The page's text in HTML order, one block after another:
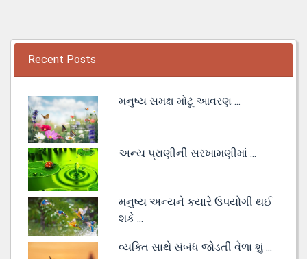
Recent Posts
મનુષ્ય સમક્ષ મોટૂં આવરણ ...
અન્ય પ્રાણીની સરખામણીમાં ...
મનુષ્ય અન્યને કયારે ઉપયોગી થઈ
શકે ...
વ્યક્તિ સાથે સંબંધ જોડતી વેળા શું ...